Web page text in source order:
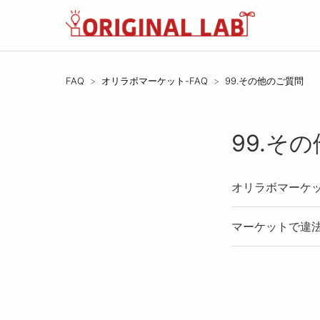
FAQ オリラボマーケット-FAQ 99.その他のご質問
99.その
オリラボマーケ
マーケットで違